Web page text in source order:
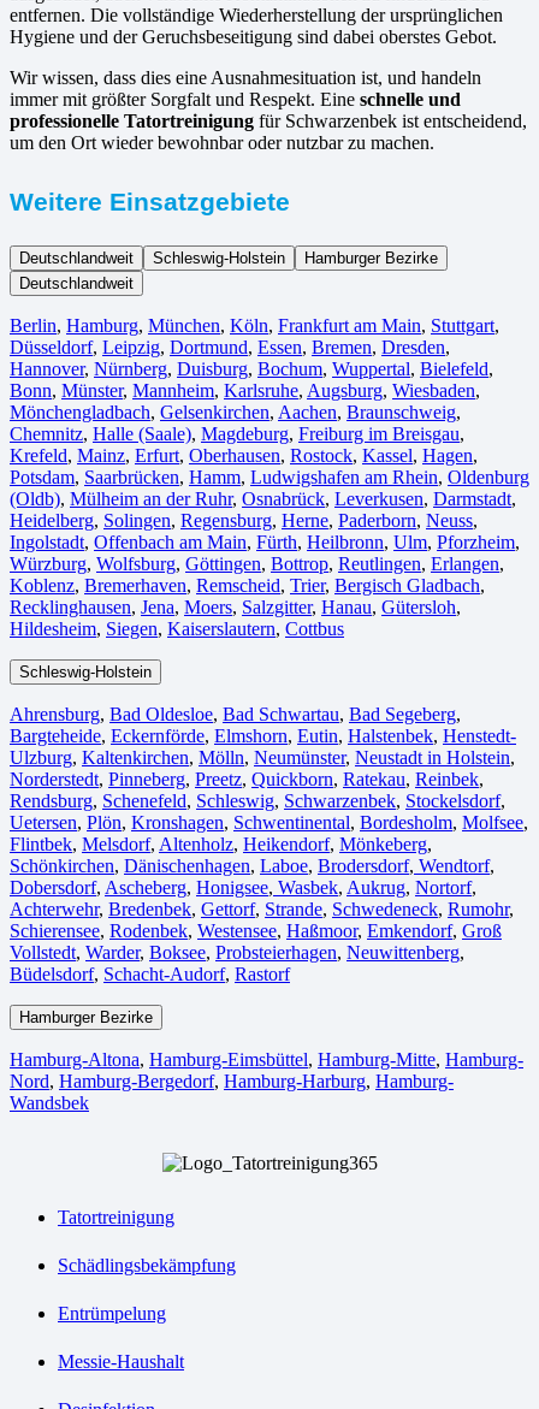
entfernen. Die vollständige Wiederherstellung der ursprünglichen
Hygiene und der Geruchsbeseitigung sind dabei oberstes Gebot.
Wir wissen, dass dies eine Ausnahmesituation ist, und handeln
immer mit größter Sorgfalt und Respekt. Eine schnelle und
professionelle Tatortreinigung für Schwarzenbek ist entscheidend,
um den Ort wieder bewohnbar oder nutzbar zu machen.
Weitere Einsatzgebiete
Deutschlandweit Schleswig-Holstein
Hamburger Bezirke
Deutschlandweit
Berlin⁠, Hamburg, München, Köln⁠, Frankfurt am Main, Stuttgart,
Düsseldorf, Leipzig, Dortmund, Essen, Bremen, Dresden,
Hannover, Nürnberg, Duisburg⁠, Bochum, Wuppertal⁠, Bielefeld⁠,
Bonn⁠, Münster⁠, Mannheim, Karlsruhe, Augsburg, Wiesbaden⁠,
Mönchengladbach⁠, Gelsenkirchen⁠, Aachen⁠, Braunschweig,
Chemnitz⁠, Halle (Saale)⁠, Magdeburg, Freiburg im Breisgau⁠,
Krefeld⁠, Mainz⁠, Erfurt, Oberhausen⁠, Rostock⁠, Kassel⁠, Hagen,
Potsdam, Saarbrücken⁠, Hamm, Ludwigshafen am Rhein⁠, Oldenburg
(Oldb), Mülheim an der Ruhr, Osnabrück⁠, Leverkusen, Darmstadt⁠,
Heidelberg, Solingen, Regensburg, Herne⁠, Paderborn, Neuss,
Ingolstadt, Offenbach am Main, Fürth⁠, Heilbronn, Ulm⁠, Pforzheim,
Würzburg, Wolfsburg⁠, Göttingen, Bottrop, Reutlingen, Erlangen⁠,
Koblenz, Bremerhaven⁠, Remscheid, Trier⁠, Bergisch Gladbach,
Recklinghausen, Jena⁠, Moers⁠, Salzgitter⁠, Hanau, Gütersloh,
Hildesheim⁠, Siegen⁠, Kaiserslautern⁠, Cottbus⁠
Schleswig-Holstein
Ahrensburg, Bad Oldesloe, Bad Schwartau, Bad Segeberg,
Bargteheide, Eckernförde, Elmshorn, Eutin, Halstenbek, Henstedt-
Ulzburg, Kaltenkirchen, Mölln, Neumünster, Neustadt in Holstein,
Norderstedt, Pinneberg, Preetz, Quickborn, Ratekau, Reinbek,
Rendsburg, Schenefeld, Schleswig, Schwarzenbek, Stockelsdorf,
Uetersen, Plön, Kronshagen, Schwentinental, Bordesholm, Molfsee,
Flintbek, Melsdorf, Altenholz, Heikendorf, Mönkeberg,
Schönkirchen, Dänischenhagen, Laboe, Brodersdorf, Wendtorf,
Dobersdorf, Ascheberg, Honigsee, Wasbek, Aukrug, Nortorf,
Achterwehr, Bredenbek, Gettorf, Strande, Schwedeneck, Rumohr,
Schierensee, Rodenbek, Westensee, Haßmoor, Emkendorf, Groß
Vollstedt, Warder, Boksee, Probsteierhagen, Neuwittenberg,
Büdelsdorf, Schacht-Audorf, Rastorf
Hamburger Bezirke
Hamburg-Altona, Hamburg-Eimsbüttel, Hamburg-Mitte, Hamburg-
Nord, Hamburg-Bergedorf, Hamburg-Harburg, Hamburg-
Wandsbek
Tatortreinigung
Schädlingsbekämpfung
Entrümpelung
Messie-Haushalt